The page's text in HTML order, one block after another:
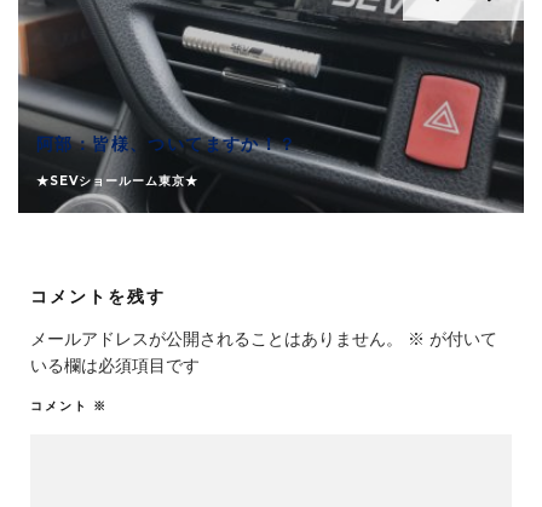
阿部：皆様、ついてますか！？
★SEVショールーム東京★
コメントを残す
メールアドレスが公開されることはありません。 ※ が付いて
いる欄は必須項目です
コメント ※